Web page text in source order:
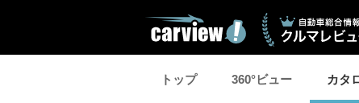
トップ 360°ビュー カタ